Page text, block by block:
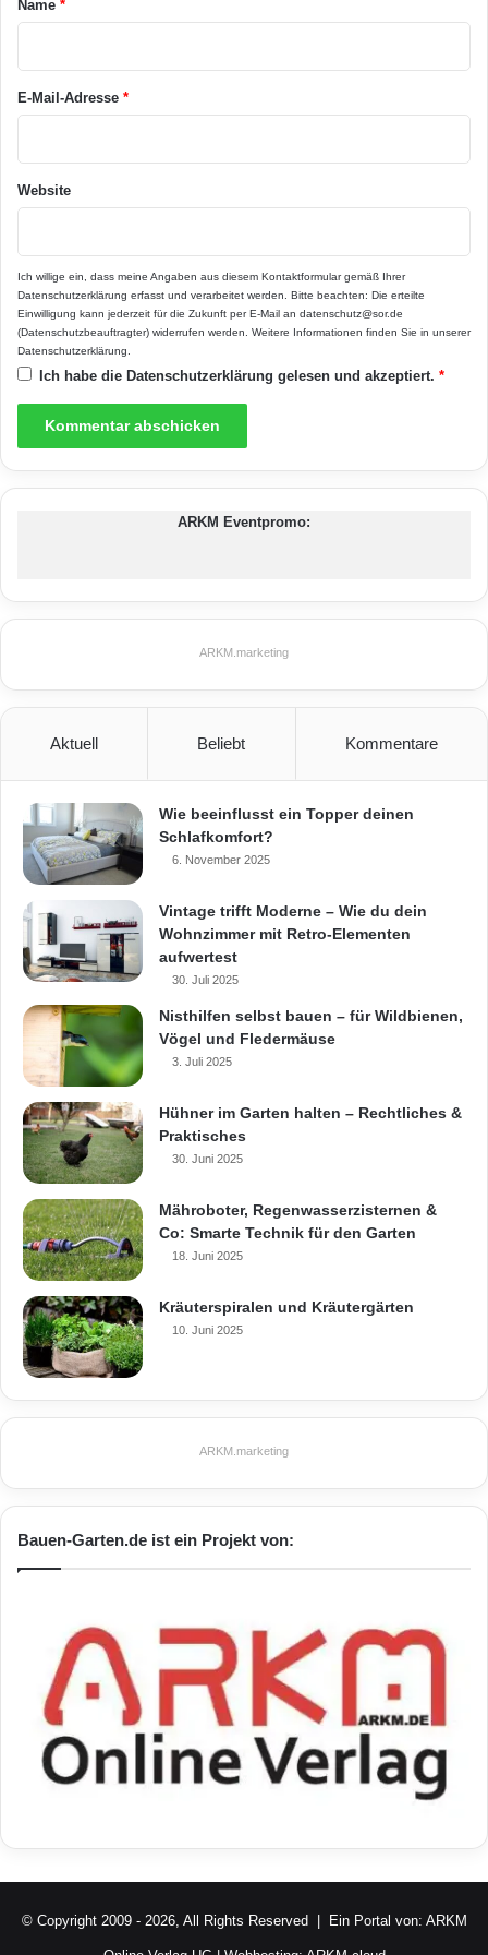
Informationen gibt es unterwww.remmers.de.
Der Vorteil einer Innenwanddämmung ist,
dass die Fassadenoptik der Häuser
Innenwanddämmung iQ-Therm
klimaregulierend Remmers
wärmegedämmte Hartschaumplatten
wasserdampfdurchlässige Oberfläche
Name *
E-Mail-Adresse *
Website
Ich willige ein, dass meine Angaben aus diesem Kontaktformular gemäß Ihrer
Datenschutzerklärung erfasst und verarbeitet werden. Bitte beachten: Die erteilte
Einwilligung kann jederzeit für die Zukunft per E-Mail an datenschutz@sor.de
(Datenschutzbeauftragter) widerrufen werden. Weitere Informationen finden Sie in unserer
Datenschutzerklärung
Ich habe die Datenschutzerklärung gelesen und akzeptiert. *
ARKM Eventpromo:
ARKM.marketing
Aktuell Beliebt Kommentare
Wie beeinflusst ein Topper deinen
Schlafkomfort?
6. November 2025
Vintage trifft Moderne – Wie du dein
Wohnzimmer mit Retro-Elementen
aufwertest
30. Juli 2025
Nisthilfen selbst bauen – für Wildbienen,
Vögel und Fledermäuse
3. Juli 2025
Hühner im Garten halten – Rechtliches &
Praktisches
30. Juni 2025
Mähroboter, Regenwasserzisternen &
Co: Smarte Technik für den Garten
18. Juni 2025
Kräuterspiralen und Kräutergärten
10. Juni 2025
ARKM.marketing
Bauen-Garten.de ist ein Projekt von:
© Copyright 2009 - 2026, All Rights Reserved | Ein Portal von: ARKM